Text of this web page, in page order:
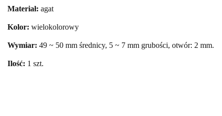
Materiał: agat
Kolor: wielokolorowy
Wymiar: 49 ~ 50 mm średnicy, 5 ~ 7 mm grubości, otwór: 2 mm.
Ilość: 1 szt.